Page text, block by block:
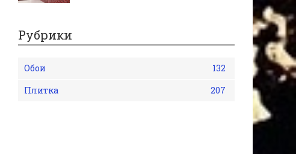
Рубрики
Обои
132
Плитка
207